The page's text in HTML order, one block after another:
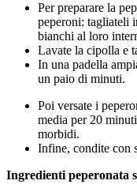
Per preparare la
peperoni: tagliateli
bianchi al loro
Lavate la cipolla e
In una padella
un paio di minuti.
Poi versate i
media per 20
morbidi.
Infine, condite con
Ingredienti peperonata